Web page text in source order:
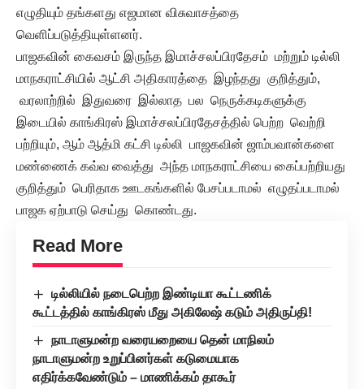
எழுதியும் தங்களது எஜமான விசுவாசத்தை
வெளிப்படுத்தியுள்ளனர்.
பாஜகவின் கைவசம் இருந்த இமாச்சலப்பிரதேசம் மற்றும் டில்லி
மாநகராட்சியில் ஆட்சி அதிகாரத்தை இழந்தது குறித்தும்,
வரலாற்றில் இதுவரை இல்லாத பல நெருக்கடிகளுக்கு
இடையில் காங்கிரஸ் இமாச்சலப்பிரதேசத்தில் பெற்ற வெற்றி
பற்றியும், ஆம் ஆத்மி கட்சி டில்லி பாஜகவின் ஜாம்பவான்களை
மண்ணைக் கவ்வ வைத்து அந்த மாநகராட்சியை கைப்பற்றியது
குறித்தும் பெரிதாக ஊடகங்களில் பேசப்படாமல் எழுதப்படாமல்
பாஜக ஏற்பாடு செய்து கொண்டது.
Read More
டில்லியில் நடைபெற்ற இண்டியா கூட்டணிக்
கூட்டத்தில் காங்கிரஸ் மீது அகிலேஷ் கடும் அதிருப்தி!
நாடாளுமன்ற வரையறையை தென் மாநிலம்
நாடாளுமன்ற உறுப்பினர்கள் கடுமையாக
எதிர்க்கவேண்டும் – மாணிக்கம் தாகூர்